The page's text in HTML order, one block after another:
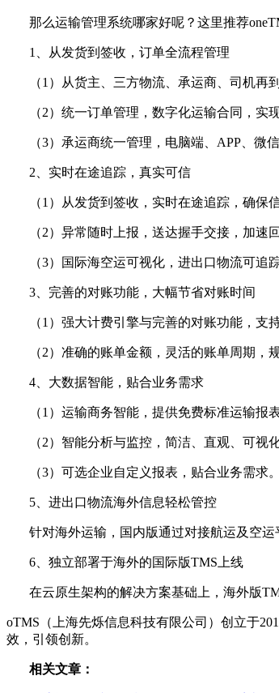
那么运输管理系统哪家好呢？这里推荐
1、从发货到签收，订单全流程管理
（1）从货主、三方物流、承运商、司机再
（2）统一订单管理，数字化运输合同，实
（3）承运商统一管理，电脑端、APP、微
2、实时在途追踪，真实可信
（1）从发货到签收，实时在途追踪，确保
（2）异常随时上报，送达握手交接，加速回
（3）国际海空运可视化，进出口物流可追踪
3、完善的对账功能，大幅节省对账时间
（1）强大计费引擎与完善的对账功能，支
（2）准确的账单金额，灵活的账单周期，
4、大数据智能，贴合业务需求
（1）运输商务智能，提供免费标准运输报表
（2）智能分析与监控，简洁、直观、可视化
（3）可选企业自定义报表，贴合业务需求。
5、进出口物流海外信息轻松管控
针对海外运输，国内版通过对接航运及空
6、独立部署于海外的国际版TMS上线
在云原生架构的解决方案基础上，海外版
oTMS（上海先烁信息科技有限公司）创立于
效，引领创新。
相关文章：